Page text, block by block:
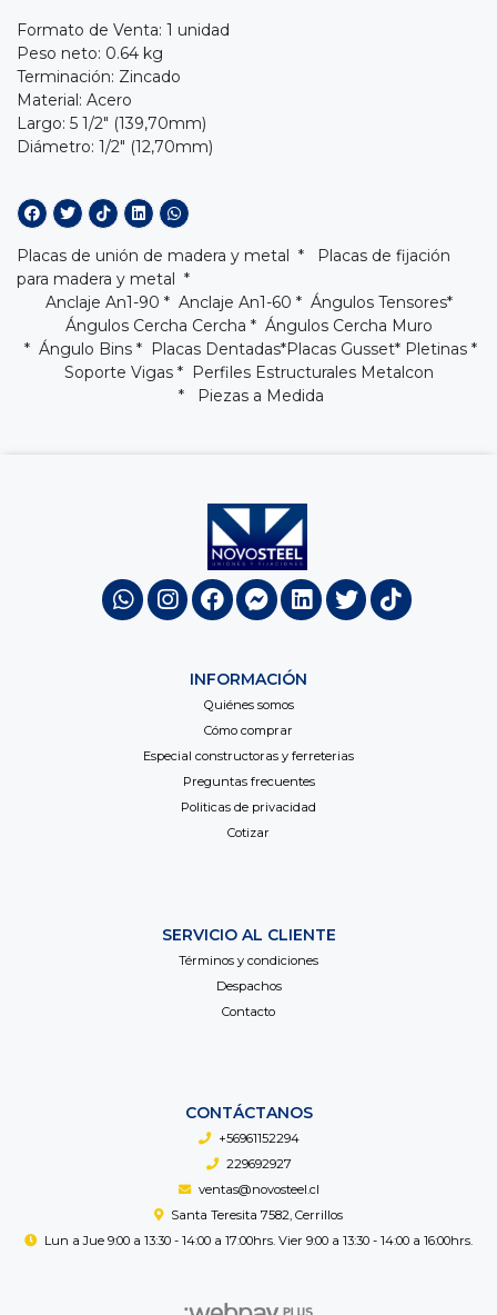
Formato de Venta: 1 unidad
Peso neto: 0.64 kg
Terminación: Zincado
Material: Acero
Largo: 5 1/2" (139,70mm)
Diámetro: 1/2" (12,70mm)
Placas de unión de madera y metal * Placas de fijación
para madera y metal *
Anclaje An1-90 * Anclaje An1-60 * Ángulos Tensores*
Ángulos Cercha Cercha * Ángulos Cercha Muro
* Ángulo Bins * Placas Dentadas*Placas Gusset* Pletinas *
Soporte Vigas* Perfiles Estructurales Metalcon
* Piezas a Medida
INFORMACIÓN
Quiénes somos
Cómo comprar
Especial constructoras y ferreterias
Preguntas frecuentes
Politicas de privacidad
Cotizar
SERVICIO AL CLIENTE
Términos y condiciones
Despachos
Contacto
CONTÁCTANOS
+56961152294
229692927
ventas@novosteel.cl
Santa Teresita 7582, Cerrillos
Lun a Jue 9:00 a 13:30 - 14:00 a 17:00hrs. Vier 9:00 a 13:30 - 14:00 a 16:00hrs.